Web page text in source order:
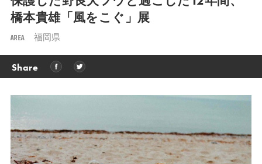
橋本貴雄「風をこぐ」展
AREA 福岡県
Share